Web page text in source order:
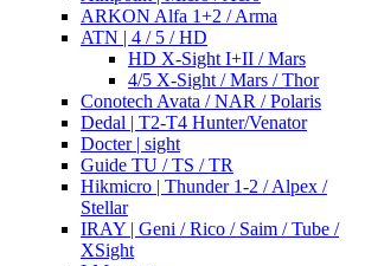
ARKON Alfa 1+2 / Arma
ATN | 4 / 5 / HD
HD X-Sight I+II / Mars
4/5 X-Sight / Mars / Thor
Conotech Avata / NAR / Polaris
Dedal | T2-T4 Hunter/Venator
Docter | sight
Guide TU / TS / TR
Hikmicro | Thunder 1-2 / Alpex /
Stellar
IRAY | Geni / Rico / Saim / Tube /
XSight